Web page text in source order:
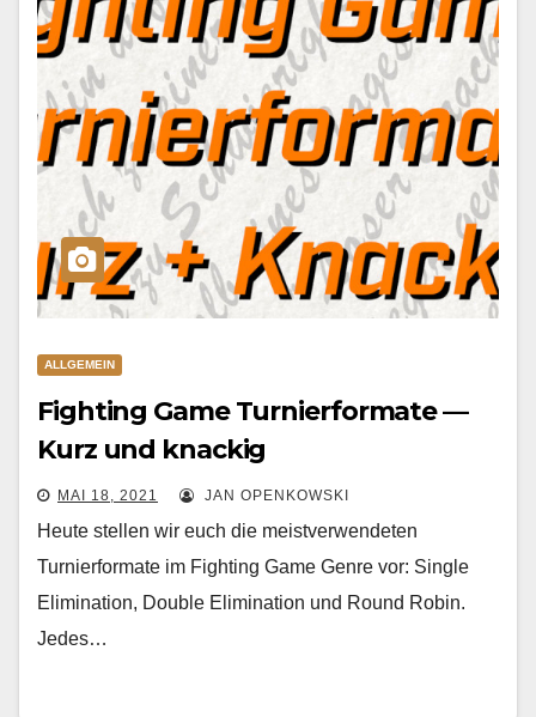
ALLGEMEIN
Fighting Game Turnierformate —
Kurz und knackig
MAI 18, 2021 JAN OPENKOWSKI
Heute stellen wir euch die meistverwendeten
Turnierformate im Fighting Game Genre vor: Single
Elimination, Double Elimination und Round Robin.
Jedes…